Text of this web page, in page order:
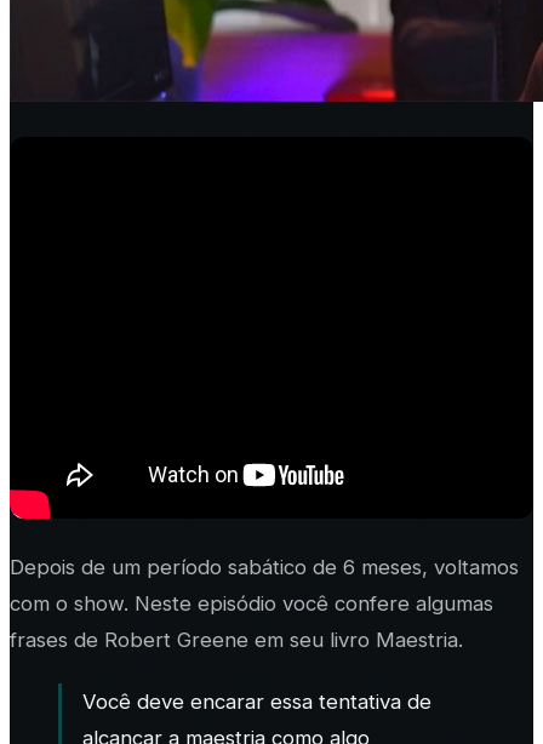
Depois de um período sabático de 6 meses, voltamos
com o show. Neste episódio você confere algumas
frases de Robert Greene em seu livro Maestria.
Você deve encarar essa tentativa de
alcançar a maestria como algo